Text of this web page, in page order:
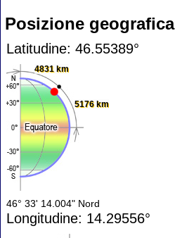
Posizione geografica
Latitudine: 46.55389°
4831 km
5176 km
46° 33' 14.004" Nord
Longitudine: 14.29556°